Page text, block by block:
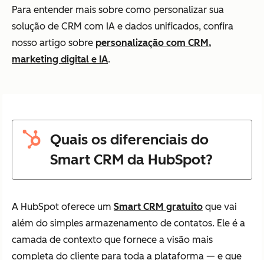
Para entender mais sobre como personalizar sua
solução de CRM com IA e dados unificados, confira
nosso artigo sobre personalização com CRM,
marketing digital e IA.
Quais os diferenciais do
Smart CRM da HubSpot?
A HubSpot oferece um Smart CRM gratuito que vai
além do simples armazenamento de contatos. Ele é a
camada de contexto que fornece a visão mais
completa do cliente para toda a plataforma — e que